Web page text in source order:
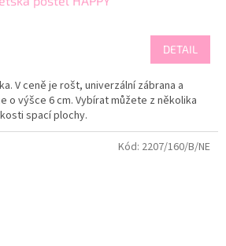
DETAIL
V ceně je rošt, univerzální zábrana a
o výšce 6 cm. Vybírat můžete z několika
spací plochy.
Kód: 2207/160/B/NE